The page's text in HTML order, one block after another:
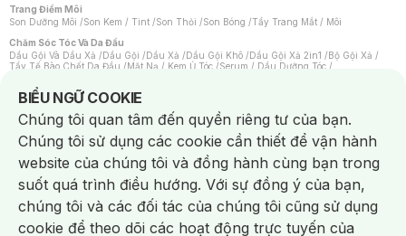
Trang Điểm Môi
Son Dưỡng Môi /Son Kem / Tint /Son Thỏi /Son Bóng /Tẩy Trang Mắt / Môi
Chăm Sóc Tóc Và Da Đầu
Dầu Gội Và Dầu Xả /Dầu Gội /Dầu Xả /Dầu Gội Khô /Dầu Gội Xả 2in1 /Bộ Gội Xả /
Tẩy Tế Bào Chết Da Đầu /Mặt Nạ / Kem Ủ Tóc /Serum / Dầu Dưỡng Tóc /
Máy Sấy Tóc
Lược
Kem Tẩy Lông/Dụng Cụ Tẩy Lông
Nước Hoa
Nước Hoa Nam Nước Hoa Cao Cấp Xịt Thơm Toàn Thân
Nước Hoa Vùng Kín
Chăm Sóc Cá Nhân
Chống Muỗi
Khẩu Trang Máy Massage Mặt Nạ Xông Hơi/Nước Rửa Tay
Sản Phẩm Chăm Sóc Khác/ Bàn Chải Đánh Răng /Bàn Chải Điện/
Hỗ Trợ Trắng Răng / Kem Đánh Răng Máy Tăm Nước Nước Súc Miệng
Tăm / Chỉ Nha Khoa /Xịt Thơm Miệng / Dung Dịch Vệ Sinh/Dưỡng Vùng Kín/
BIỂU NGỮ COOKIE
Notice about cookies usage
Chúng tôi quan tâm đến quyền riêng tư của bạn.
Chúng tôi sử dụng các cookie cần thiết để vận hành
website của chúng tôi và đồng hành cùng bạn trong
suốt quá trình điều hướng. Với sự đồng ý của bạn,
chúng tôi và các đối tác của chúng tôi cũng sử dụng
cookie để theo dõi các hoạt động trực tuyến của